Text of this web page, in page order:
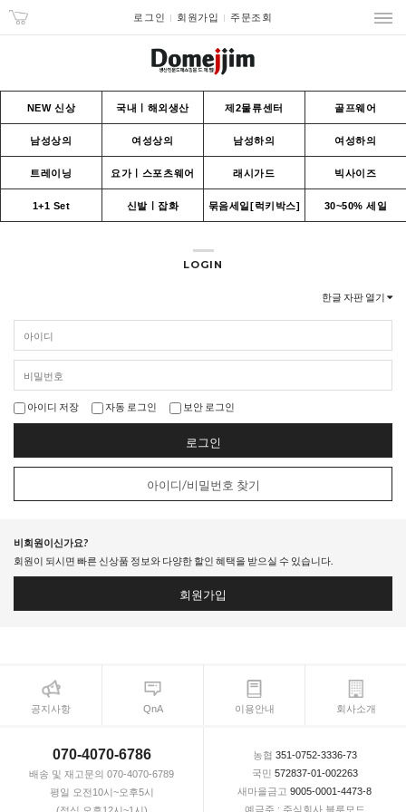
로그인 회원가입 주문조회
NEW 신상 국내ㅣ해외생산 제2물류센터 골프웨어
남성상의 여성상의 남성하의 여성하의
트레이닝 요가ㅣ스포츠웨어 래시가드 빅사이즈
1+1 Set 신발ㅣ잡화 묶음세일[럭키박스] 30~50% 세일
LOGIN
한글 자판 열기
아이디 저장 자동 로그인 보안 로그인
로그인
아이디/비밀번호 찾기
비회원이신가요?
회원이 되시면 빠른 신상품 정보와 다양한 할인 혜택을 받으실 수 있습니다.
회원가입
공지사항 QnA 이용안내 회사소개
070-4070-6786
배송 및 재고문의 070-4070-6789
평일 오전10시~오후5시
농협 351-0752-3336-73
국민 572837-01-002263
새마을금고 9005-0001-4473-8
예금주 : 주식회사 블루모드